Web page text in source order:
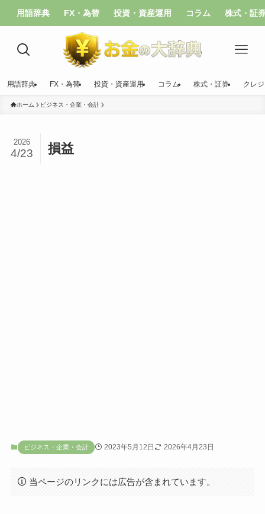
用語辞典 FX・為替 投資・資産運用 コラム 株式・証
用語辞典 FX・為替 投資・資産運用 コラム 株式・証券 クレ
ホーム ビジネス・企業・会計
損益
2026
4/23
ビジネス・企業・会計 2023年5月12日 2026年4月23日
当ページのリンクには広告が含まれています。